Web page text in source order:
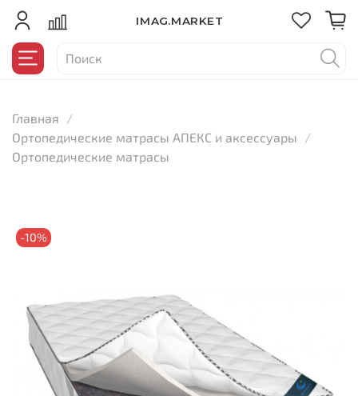
IMAG.MARKET
Главная
Ортопедические матрасы АПЕКС и аксессуары
Ортопедические матрасы
-10%